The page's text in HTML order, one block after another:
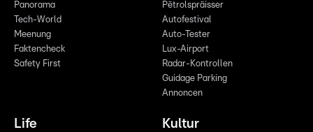
Panorama
Tech-World
Meenung
Faktencheck
Safety First
Pëtrolspräisser
Autofestival
Auto-Tester
Lux-Airport
Radar-Kontrollen
Guidage Parking
Annoncen
Life Kultur